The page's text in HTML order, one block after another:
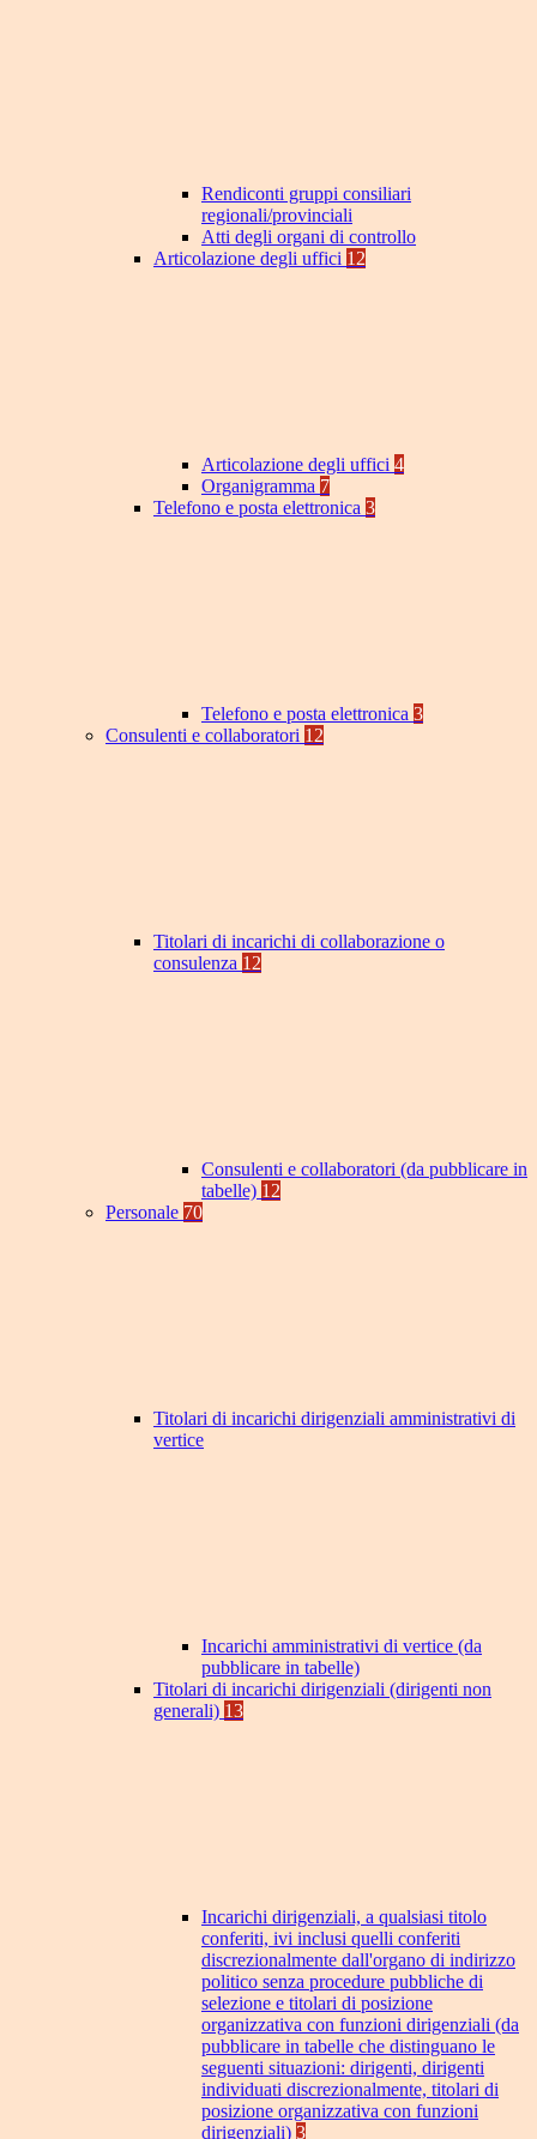
Rendiconti gruppi consiliari
regionali/provinciali
Atti degli organi di controllo
Articolazione degli uffici 12
Articolazione degli uffici 4
Organigramma 7
Telefono e posta elettronica 3
Telefono e posta elettronica 3
Consulenti e collaboratori 12
Titolari di incarichi di collaborazione o
consulenza 12
Consulenti e collaboratori (da pubblicare in
tabelle) 12
Personale 70
Titolari di incarichi dirigenziali amministrativi di
vertice
Incarichi amministrativi di vertice (da
pubblicare in tabelle)
Titolari di incarichi dirigenziali (dirigenti non
generali) 13
Incarichi dirigenziali, a qualsiasi titolo
conferiti, ivi inclusi quelli conferiti
discrezionalmente dall'organo di indirizzo
politico senza procedure pubbliche di
selezione e titolari di posizione
organizzativa con funzioni dirigenziali (da
pubblicare in tabelle che distinguano le
seguenti situazioni: dirigenti, dirigenti
individuati discrezionalmente, titolari di
posizione organizzativa con funzioni
dirigenziali) 3